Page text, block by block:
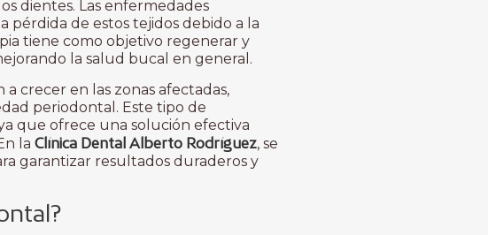
dientes. Las enfermedades
pérdida de estos tejidos debido a la
tiene como objetivo regenerar y
la salud bucal en general.
crecer en las zonas afectadas,
periodontal. Este tipo de
que ofrece una solución efectiva
la Clínica Dental Alberto Rodríguez, se
garantizar resultados duraderos y